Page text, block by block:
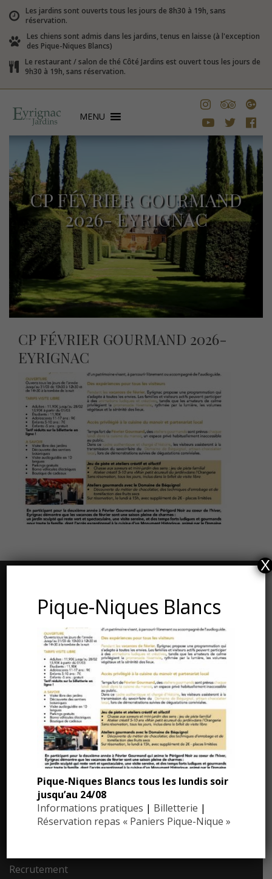
Les jardins sont ouverts tous les jours de 8h30 à 19h, sans
réservation.
Les chiens sont admis dans les jardins, tenus en laisse (à l'exception
des Pique-Niques Blancs)
Le restaurant / salon de thé Côté Jardins est ouvert tous les jours de
9h30 à 19h, sans réservation.
MENU
CP FÉVRIER GOURMAND
2026- EYRIGNAC
CP FÉVRIER GOURMAND 2026-
EYRIGNAC
24590 Salignac-Eyvigues
Dordogne – Périgord
Téléphone : 05.53.28.99.71
Email : contact@eyrignac.com
ESPACE PRESSE
Dossier de presse
Communiqués de presse
Photothèque
Recrutement
Pique-Niques Blancs
Pique-Niques Blancs tous les lundis soir
jusqu’au 24/08
Informations pratiques | Billetterie |
Réservation repas « Paniers Pique-Nique »
X